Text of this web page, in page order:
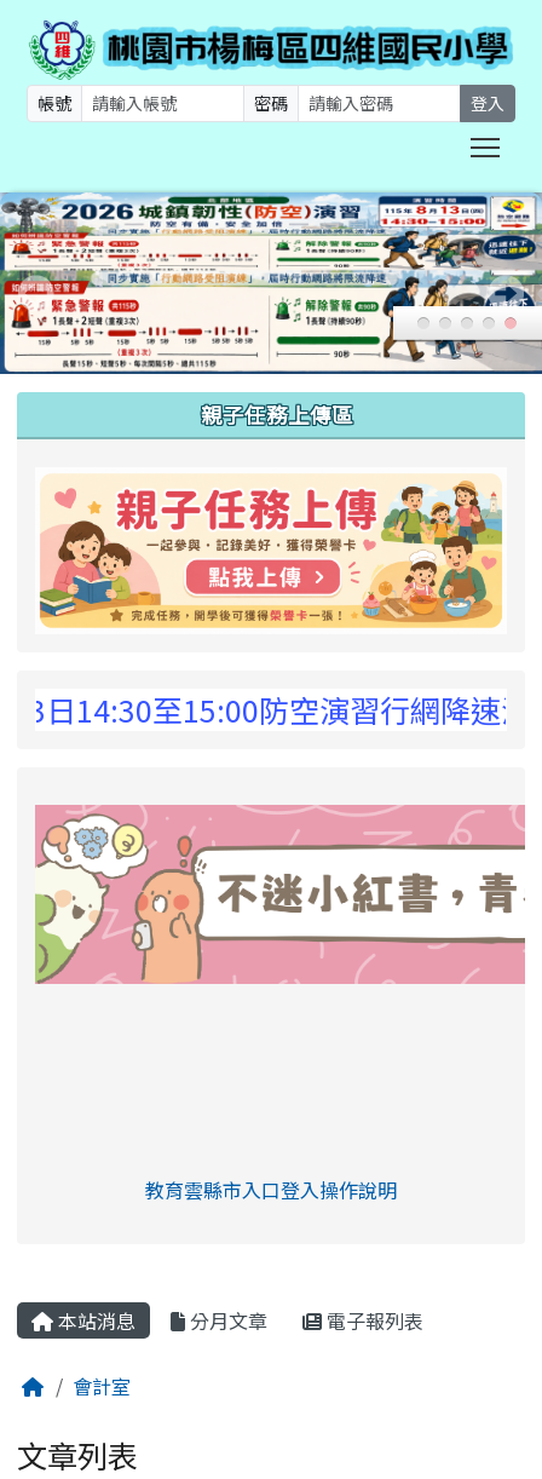
帳號 密碼 登入
親子任務上傳區
14:30至15:00防空演習行網降速演練
link to https://eliteracy.edu.tw/Shorts/
教育雲縣市入口登入操作說明
本站消息 分月文章 電子報列表
會計室
文章列表